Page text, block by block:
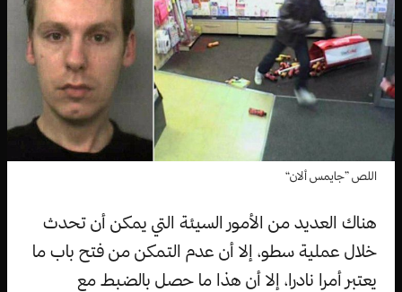
اللص ”جايمس ألان“
هناك العديد من الأمور السيئة التي يمكن أن تحدث
خلال عملية سطو، إلا أن عدم التمكن من فتح باب ما
يعتبر أمرا نادرا، إلا أن هذا ما حصل بالضبط مع